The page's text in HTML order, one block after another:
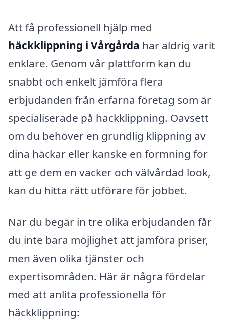
Att få professionell hjälp med
häckklippning i Vårgårda har aldrig varit
enklare. Genom vår plattform kan du
snabbt och enkelt jämföra flera
erbjudanden från erfarna företag som är
specialiserade på häckklippning. Oavsett
om du behöver en grundlig klippning av
dina häckar eller kanske en formning för
att ge dem en vacker och välvårdad look,
kan du hitta rätt utförare för jobbet.
När du begär in tre olika erbjudanden får
du inte bara möjlighet att jämföra priser,
men även olika tjänster och
expertisområden. Här är några fördelar
med att anlita professionella för
häckklippning: